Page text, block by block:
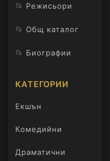
📂 Режисьори
📂 Общ каталог
📂 Биографии
КАТЕГОРИИ
Екшън
Комедийни
Драматични